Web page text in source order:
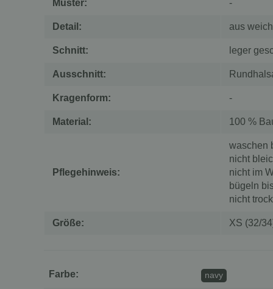
Muster: -
Detail: aus
Schnitt: leger
Ausschnitt:
Kragenform: -
Material: 100 %
Pflegehinweis:
waschen
nicht
nicht im
bügeln
nicht
Größe: XS (32/
Farbe: navy